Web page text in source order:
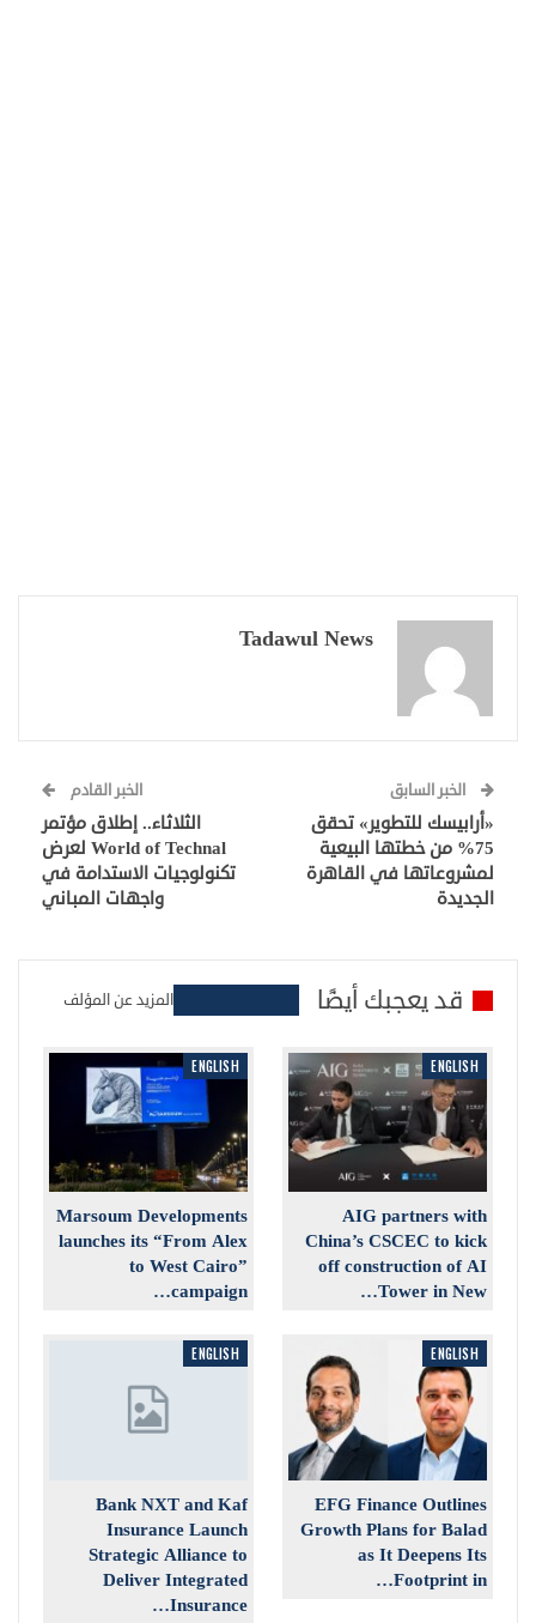
Tadawul News
الخبر السابق
«أرابيسك للتطوير» تحقق
75% من خطتها البيعية
لمشروعاتها في القاهرة
الجديدة
الخبر القادم
الثلاثاء.. إطلاق مؤتمر
World of Technal لعرض
تكنولوجيات الاستدامة في
واجهات المباني
قد يعجبك أيضًا المزيد عن المؤلف
ENGLISH
AIG partners with
China’s CSCEC to kick
off construction of AI
Tower in New…
ENGLISH
Marsoum Developments
launches its “From Alex
to West Cairo”
campaign…
ENGLISH
EFG Finance Outlines
Growth Plans for Balad
as It Deepens Its
Footprint in…
ENGLISH
Bank NXT and Kaf
Insurance Launch
Strategic Alliance to
Deliver Integrated
Insurance…